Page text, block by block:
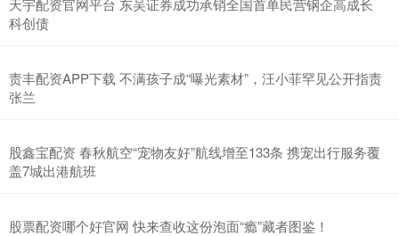
天宇配资官网平台 东吴证券成功承销全国首单民营钢企高成长
科创债
责丰配资APP下载 不满孩子成“曝光素材”，汪小菲罕见公开指责
张兰
股鑫宝配资 春秋航空“宠物友好”航线增至133条 携宠出行服务覆
盖7城出港航班
股票配资哪个好官网 快来查收这份泡面“瘾”藏者图鉴！